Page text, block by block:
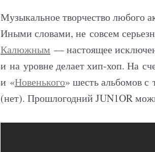
Музыкальное творчество любого
Иными словами, не совсем
Калюжным — настоящее
и на уровне делает хип-хоп. На
и «Новенького» шесть альбомов
(нет). Прошлогодний JUN1OR